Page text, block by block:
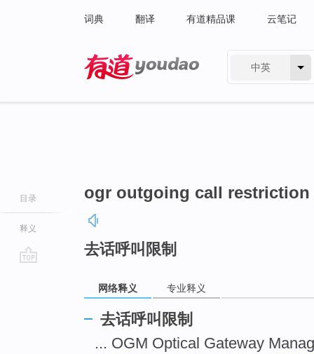
词典 翻译 有道精品课 云笔记
中英
目录
释义
ogr outgoing call restriction
去话呼叫限制
网络释义 专业释义
去话呼叫限制
... OGM Optical Gateway